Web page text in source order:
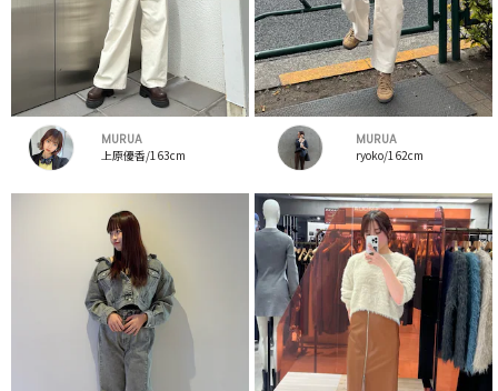
MURUA
上原優香/163cm
MURUA
ryoko/162cm